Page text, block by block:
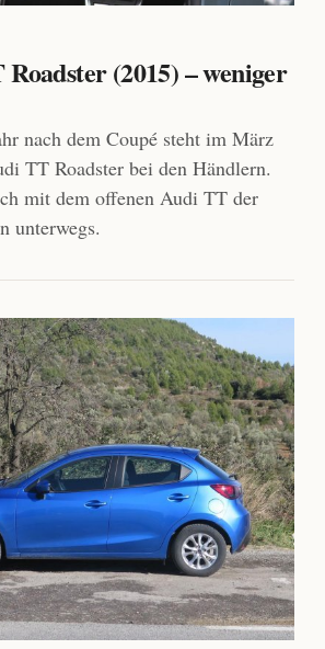
(2015) – weniger
nach dem Coupé steht im März
TT Roadster bei den Händlern.
mit dem offenen Audi TT der
unterwegs.